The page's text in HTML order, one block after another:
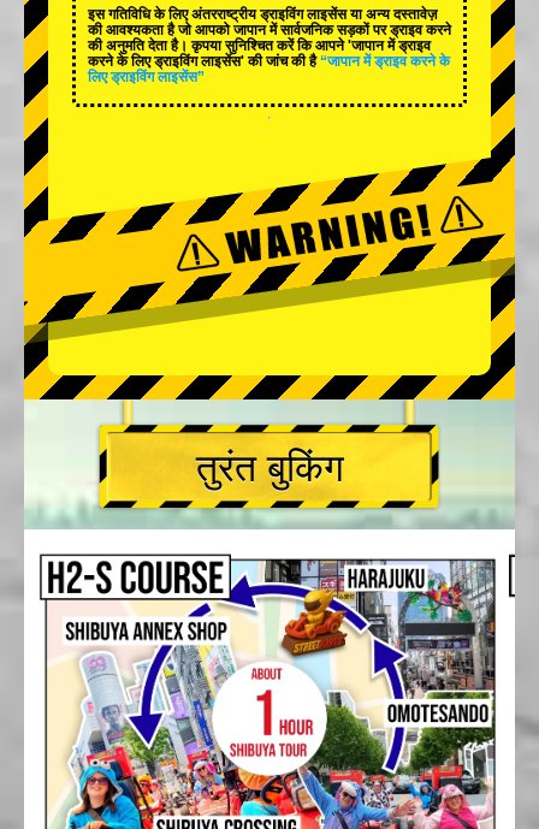
इस गतिविधि के लिए अंतरराष्ट्रीय ड्राइविंग लाइसेंस या अन्य दस्तावेज़
की आवश्यकता है जो आपको जापान में सार्वजनिक सड़कों पर ड्राइव करने
की अनुमति देता है। कृपया सुनिश्चित करें कि आपने 'जापान में ड्राइव
करने के लिए ड्राइविंग लाइसेंस' की जांच की है “जापान में ड्राइव करने के
लिए ड्राइविंग लाइसेंस”
तुरंत बुकिंग